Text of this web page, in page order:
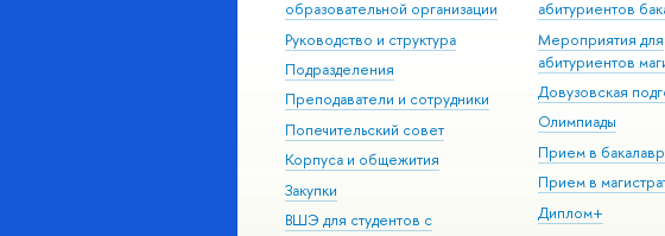
образовательной организации
Руководство и структура
Подразделения
Преподаватели и сотрудники
Попечительский совет
Корпуса и общежития
Закупки
ВШЭ для студентов с
абитуриентов
Мероприятия для
абитуриентов
Довузовская
Олимпиады
Прием в
Прием в
Диплом+